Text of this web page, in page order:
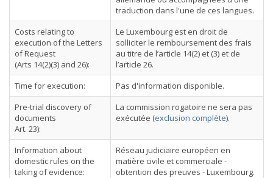
traduction dans l'une de ces langues.
Costs relating to
execution of the Letters
of Request
(Arts 14(2)(3) and 26):
Le Luxembourg est en droit de
solliciter le remboursement des frais
au titre de l’article 14(2) et (3) et de
l’article 26.
Time for execution:
Pas d'information disponible.
Pre-trial discovery of
documents
Art. 23):
La commission rogatoire ne sera pas
exécutée (exclusion complète).
Information about
domestic rules on the
taking of evidence:
Réseau judiciaire européen en
matière civile et commerciale -
obtention des preuves - Luxembourg.